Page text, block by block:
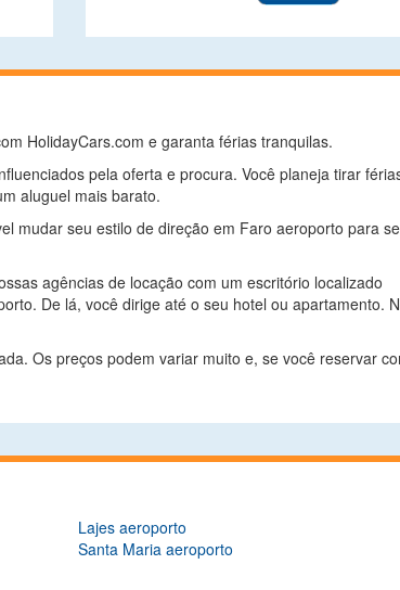
HolidayCars.com e garanta férias tranquilas.
pela oferta e procura. Você planeja tirar
aluguel mais barato.
mudar seu estilo de direção em Faro aeroporto para se
agências de locação com um escritório localizado
De lá, você dirige até o seu hotel ou apartamento.
Os preços podem variar muito e, se você reservar
Lajes aeroporto
Santa Maria aeroporto